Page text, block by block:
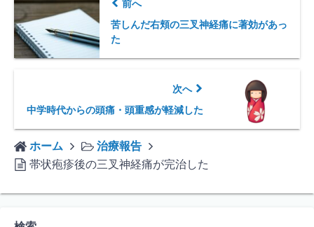
前へ
苦しんだ右頬の三叉神経痛に著効があっ
た
次へ
中学時代からの頭痛・頭重感が軽減した
ホーム
治療報告
帯状疱疹後の三叉神経痛が完治した